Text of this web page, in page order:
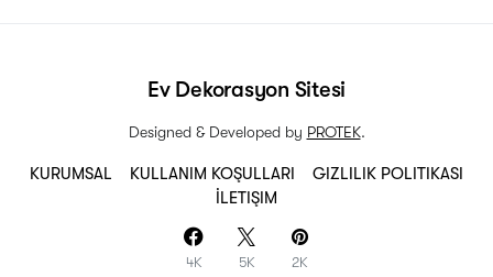
KURUMSAL KULLANIM KOŞULLARI
GIZLILIK POLITIKASI
İLETIŞIM
4K 5K 2K
Ev Dekorasyon Sitesi
Designed & Developed by PROTEK.